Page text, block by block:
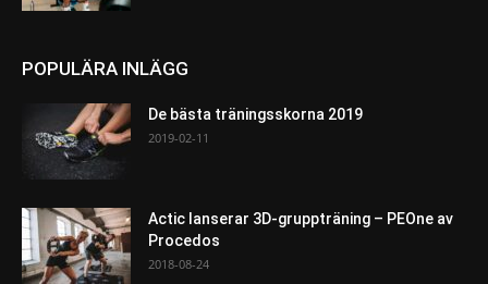
POPULÄRA INLÄGG
De bästa träningsskorna 2019
2019-02-11
Actic lanserar 3D-gruppträning – PEOne av
Procedos
2018-08-24